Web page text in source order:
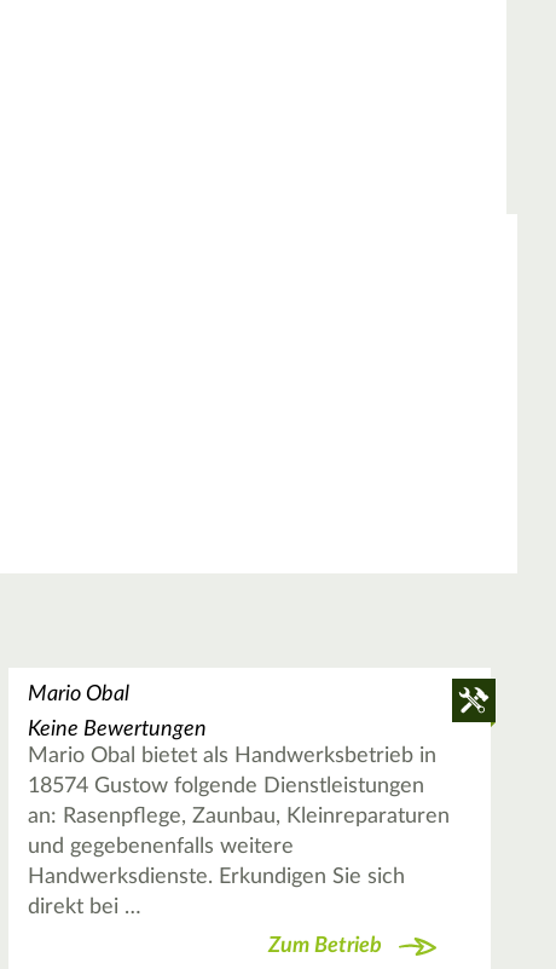
Mario Obal
Keine Bewertungen
Mario Obal bietet als Handwerksbetrieb in
18574 Gustow folgende Dienstleistungen
an: Rasenpflege, Zaunbau, Kleinreparaturen
und gegebenenfalls weitere
Handwerksdienste. Erkundigen Sie sich
direkt bei …
Zum Betrieb